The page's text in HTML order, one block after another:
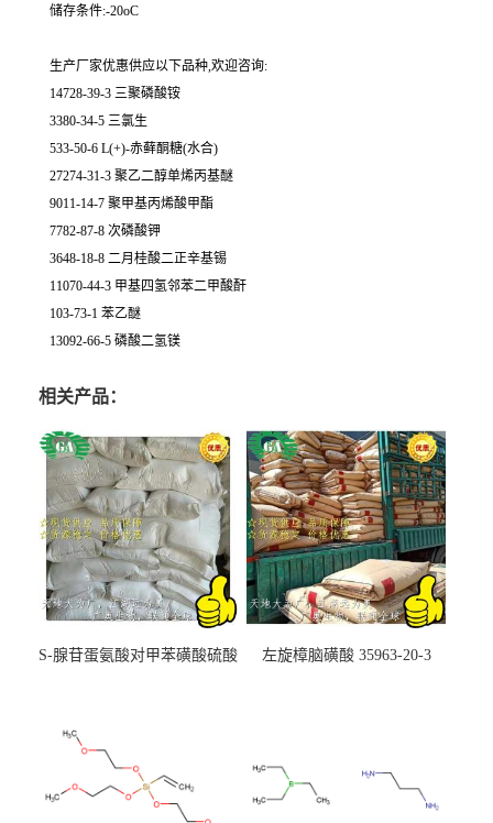
储存条件:-20oC
生产厂家优惠供应以下品种,欢迎咨询:
14728-39-3 三聚磷酸铵
3380-34-5 三氯生
533-50-6 L(+)-赤藓酮糖(水合)
27274-31-3 聚乙二醇单烯丙基醚
9011-14-7 聚甲基丙烯酸甲酯
7782-87-8 次磷酸钾
3648-18-8 二月桂酸二正辛基锡
11070-44-3 甲基四氢邻苯二甲酸酐
103-73-1 苯乙醚
13092-66-5 磷酸二氢镁
相关产品：
S-腺苷蛋氨酸对甲苯磺酸硫酸
左旋樟脑磺酸 35963-20-3